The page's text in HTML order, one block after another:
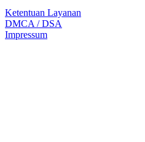
Ketentuan Layanan
DMCA / DSA
Impressum